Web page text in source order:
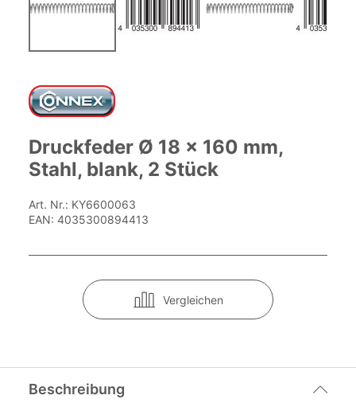
der
Bildgalerie
springen
Druckfeder Ø 18 x 160 mm,
Stahl, blank, 2 Stück
Art. Nr.: KY6600063
EAN: 4035300894413
Vergleichen
Beschreibung